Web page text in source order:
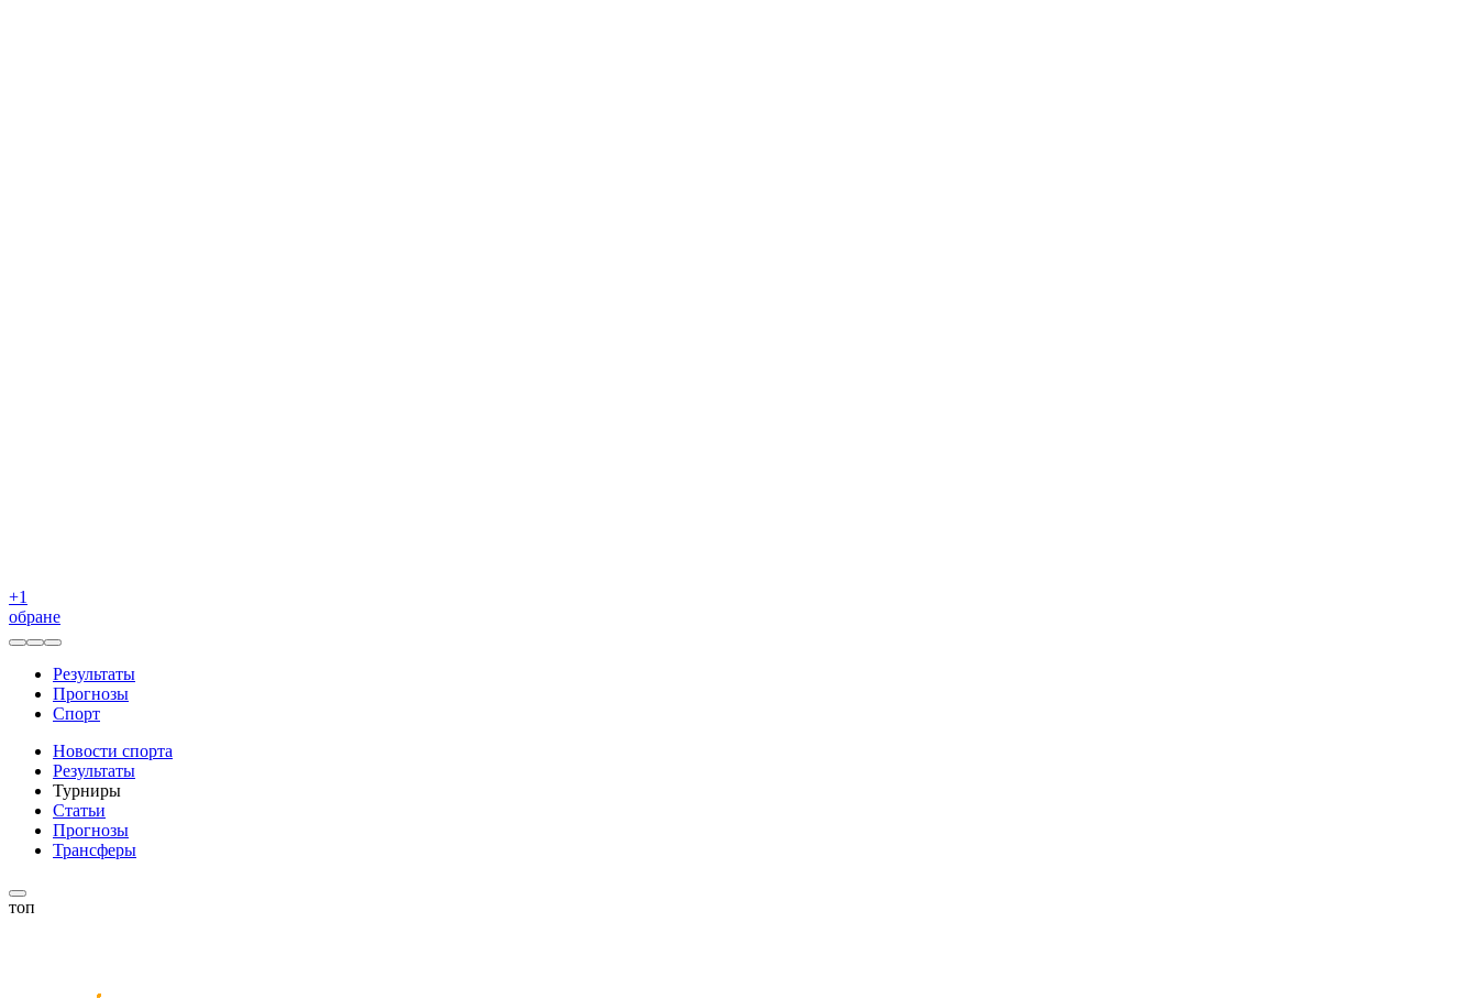
+1
обране
Результаты
Прогнозы
Спорт
Новости спорта
Результаты
Турниры
Статьи
Прогнозы
Трансферы
топ